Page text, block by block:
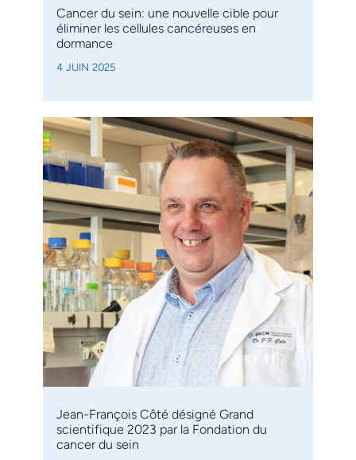
Cancer du sein: une nouvelle cible pour
éliminer les cellules cancéreuses en
dormance
4 JUIN 2025
Jean-François Côté désigné Grand
scientifique 2023 par la Fondation du
cancer du sein